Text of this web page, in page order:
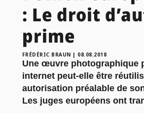
: Le droit
prime
FRÉDÉRIC BRAUN | 08.08.2018
Une œuvre photographique
internet peut-elle être
autorisation préalable de
Les juges européens ont